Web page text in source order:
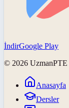
İndirGoogle Play
© 2026 UzmanPTE
Anasayfa
Dersler